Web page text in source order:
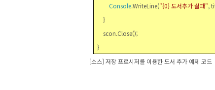
Console.WriteLine("{0}도서추가 실패",
}
scon.Close();
}
[소스]저장 프로시저를 이용한 도서 추가 예제 코드